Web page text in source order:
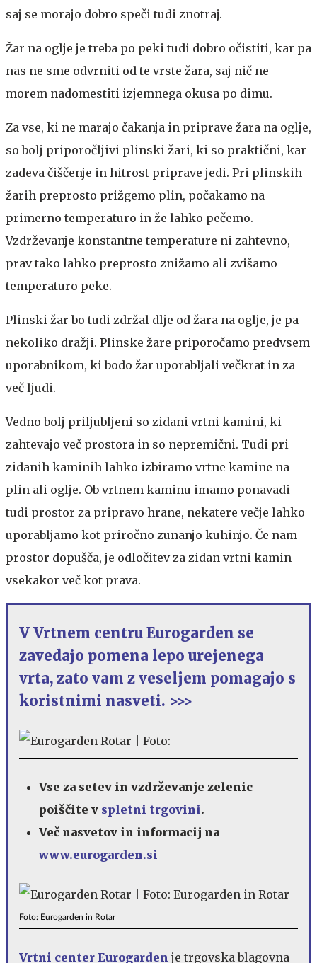
saj se morajo dobro speči tudi znotraj.
Žar na oglje je treba po peki tudi dobro očistiti, kar pa
nas ne sme odvrniti od te vrste žara, saj nič ne
morem nadomestiti izjemnega okusa po dimu.
Za vse, ki ne marajo čakanja in priprave žara na oglje,
so bolj priporočljivi plinski žari, ki so praktični, kar
zadeva čiščenje in hitrost priprave jedi. Pri plinskih
žarih preprosto prižgemo plin, počakamo na
primerno temperaturo in že lahko pečemo.
Vzdrževanje konstantne temperature ni zahtevno,
prav tako lahko preprosto znižamo ali zvišamo
temperaturo peke.
Plinski žar bo tudi zdržal dlje od žara na oglje, je pa
nekoliko dražji. Plinske žare priporočamo predvsem
uporabnikom, ki bodo žar uporabljali večkrat in za
več ljudi.
Vedno bolj priljubljeni so zidani vrtni kamini, ki
zahtevajo več prostora in so nepremični. Tudi pri
zidanih kaminih lahko izbiramo vrtne kamine na
plin ali oglje. Ob vrtnem kaminu imamo ponavadi
tudi prostor za pripravo hrane, nekatere večje lahko
uporabljamo kot priročno zunanjo kuhinjo. Če nam
prostor dopušča, je odločitev za zidan vrtni kamin
vsekakor več kot prava.
V Vrtnem centru Eurogarden se
zavedajo pomena lepo urejenega
vrta, zato vam z veseljem pomagajo s
koristnimi nasveti. >>>
Vse za setev in vzdrževanje zelenic
poiščite v spletni trgovini.
Več nasvetov in informacij na
www.eurogarden.si
Foto: Eurogarden in Rotar
Vrtni center Eurogarden je trgovska blagovna